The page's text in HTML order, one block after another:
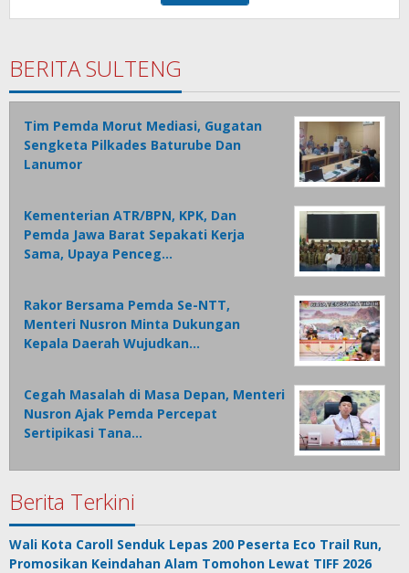
BERITA SULTENG
Tim Pemda Morut Mediasi, Gugatan
Sengketa Pilkades Baturube Dan
Lanumor
Kementerian ATR/BPN, KPK, Dan
Pemda Jawa Barat Sepakati Kerja
Sama, Upaya Penceg…
Rakor Bersama Pemda Se-NTT,
Menteri Nusron Minta Dukungan
Kepala Daerah Wujudkan…
Cegah Masalah di Masa Depan, Menteri
Nusron Ajak Pemda Percepat
Sertipikasi Tana…
Berita Terkini
Wali Kota Caroll Senduk Lepas 200 Peserta Eco Trail Run,
Promosikan Keindahan Alam Tomohon Lewat TIFF 2026